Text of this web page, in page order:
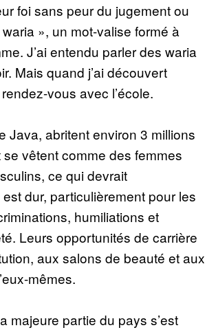
foi sans peur du jugement ou
», un mot-valise formé à
J’ai entendu parler des waria
Mais quand j’ai découvert
vous avec l’école.
Java, abritent environ 3 millions
vêtent comme des femmes
ce qui devrait
dur, particulièrement pour les
humiliations et
Leurs opportunités de carrière
aux salons de beauté et aux
mêmes.
majeure partie du pays s’est